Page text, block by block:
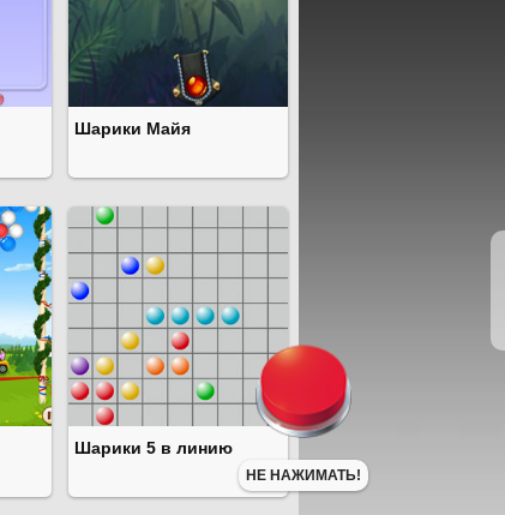
Шарики Майя
Шарики 5 в линию
НЕ НАЖИМАТЬ!